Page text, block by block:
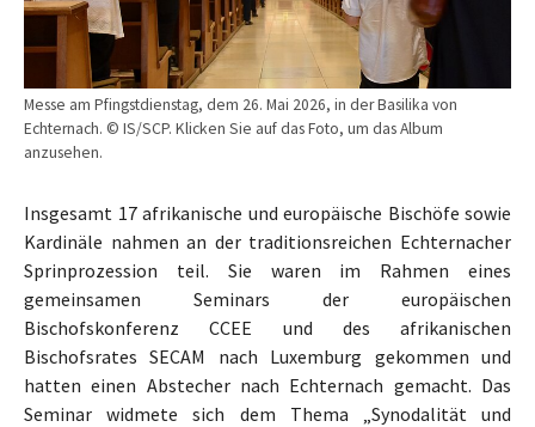
Messe am Pfingstdienstag, dem 26. Mai 2026, in der Basilika von
Echternach. © IS/SCP. Klicken Sie auf das Foto, um das Album
anzusehen.
Insgesamt 17 afrikanische und europäische Bischöfe sowie
Kardinäle nahmen an der traditionsreichen Echternacher
Sprinprozession teil. Sie waren im Rahmen eines
gemeinsamen Seminars der europäischen
Bischofskonferenz CCEE und des afrikanischen
Bischofsrates SECAM nach Luxemburg gekommen und
hatten einen Abstecher nach Echternach gemacht. Das
Seminar widmete sich dem Thema „Synodalität und